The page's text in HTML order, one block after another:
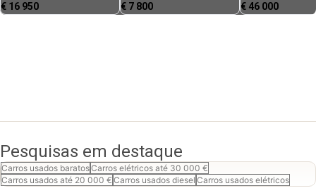
€ 16 950 € 7 800 € 46 000
Pesquisas em destaque
Carros usados baratosCarros elétricos até 30 000 €
Carros usados até 20 000 € Carros usados diesel Carros usados elétricos